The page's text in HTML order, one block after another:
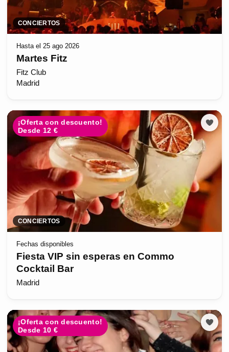
CONCIERTOS
Hasta el 25 ago 2026
Martes Fitz
Fitz Club
Madrid
¡Oferta con descuento!
Desde 12 €
CONCIERTOS
Fechas disponibles
Fiesta VIP sin esperas en Commo
Cocktail Bar
Madrid
¡Oferta con descuento!
Desde 10 €